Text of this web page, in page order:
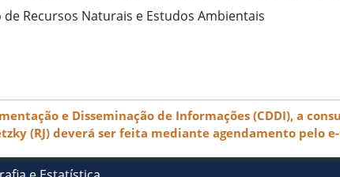
de Recursos Naturais e Estudos Ambientais
e Disseminação de Informações (CDDI), a
(RJ) deverá ser feita mediante agendamento pelo